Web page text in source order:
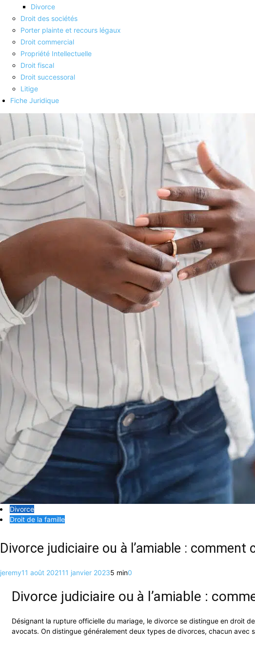
Divorce
Droit des sociétés
Porter plainte et recours légaux
Droit commercial
Propriété Intellectuelle
Droit fiscal
Droit successoral
Litige
Fiche Juridique
Divorce
Droit de la famille
Divorce judiciaire ou à l’amiable : comment
jeremy11 août 202111 janvier 20235 min0
Divorce judiciaire ou à l’amiable :
Désignant la rupture officielle du mariage, le divorce se distingue en droit
avocats. On distingue généralement deux types de divorces, chacun avec